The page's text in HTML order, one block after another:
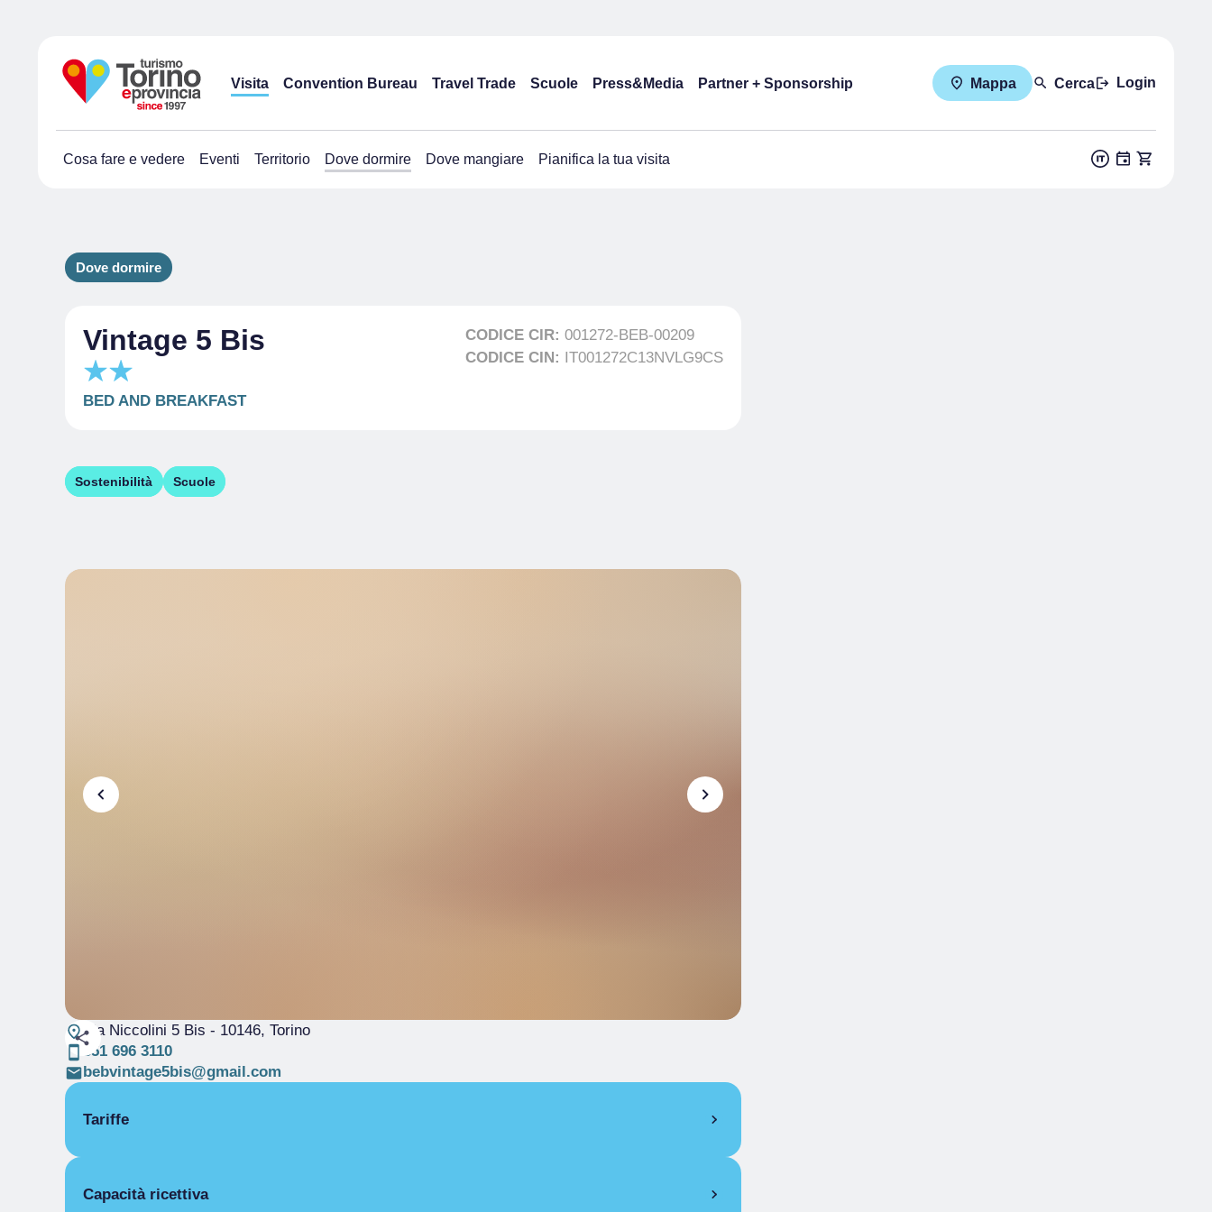
Visita Convention Bureau Travel Trade Scuole Press&Media Partner + Sponsorship Mappa Cerca Login
Cosa fare e vedere Eventi Territorio Dove dormire Dove mangiare Pianifica la tua visita
Dove dormire
Vintage 5 Bis
BED AND BREAKFAST
CODICE CIR: 001272-BEB-00209
CODICE CIN: IT001272C13NVLG9CS
Sostenibilità Scuole
Via Niccolini 5 Bis - 10146, Torino
351 696 3110
bebvintage5bis@gmail.com
Tariffe
Stagione unica
Capacità ricettiva